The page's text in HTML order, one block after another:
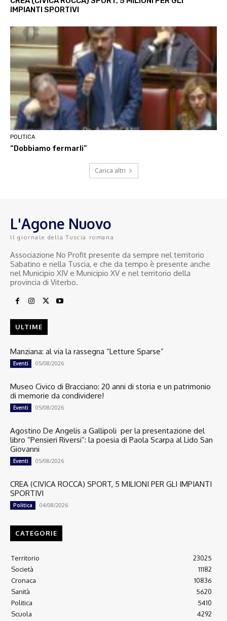
IMPIANTI SPORTIVI
POLITICA
“Dobbiamo fermarli”
Carica altri
L'Agone Nuovo
Il giornale della Tuscia romana
Associazione No Profit presente da sempre nel territorio
Sabatino e nella Tuscia, e che da tempo è presente anche
nel Municipio XIV e Municipio XV e nel territorio della
provincia di Viterbo.
ULTIME
Manziana: al via la rassegna “Letture Sparse”
Eventi 05/08/2026
Museo Civico di Bracciano: 20 anni di storia e un patrimonio
di memorie da condividere!
Eventi 05/08/2026
Agostino De Angelis a Gallipoli per la presentazione del
libro “Pensieri Riversi”: la poesia di Paola Scarpa al Lido San
Giovanni
Eventi 05/08/2026
CREA (CIVICA ROCCA) SPORT, 5 MILIONI PER GLI IMPIANTI
SPORTIVI
Politica 04/08/2026
CATEGORIE
Territorio
23025
Società
11182
Cronaca
10836
Sanità
5620
Politica
5410
Scuola
4292